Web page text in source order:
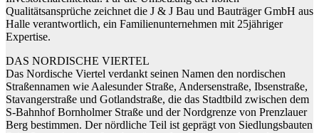
Qualitätsansprüche zeichnet die J & J Bau und Bauträger GmbH aus
Halle verantwortlich, ein Familienunternehmen mit 25jähriger
Expertise.
DAS NORDISCHE VIERTEL
Das Nordische Viertel verdankt seinen Namen den nordischen
Straßennamen wie Aalesunder Straße, Andersenstraße, Ibsenstraße,
Stavangerstraße und Gotlandstraße, die das Stadtbild zwischen dem
S-Bahnhof Bornholmer Straße und der Nordgrenze von Prenzlauer
Berg bestimmen. Der nördliche Teil ist geprägt von Siedlungsbauten